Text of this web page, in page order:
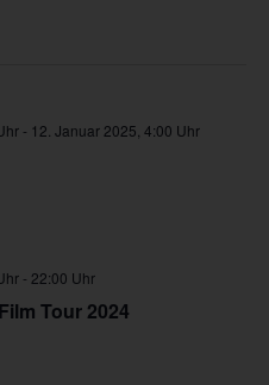
- 12. Januar 2025, 4:00 Uhr
Tour 2024
- 22:00 Uhr